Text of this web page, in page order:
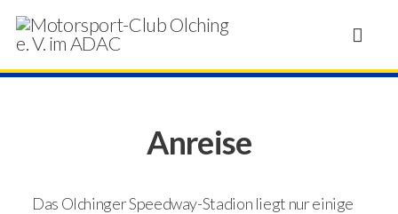
Anreise
Das Olchinger Speedway-Stadion liegt nur einige